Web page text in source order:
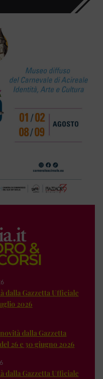
dalla Gazzetta Ufficiale
2026
dalla Gazzetta
26 e 30 giugno 2026
dalla Gazzetta Ufficiale